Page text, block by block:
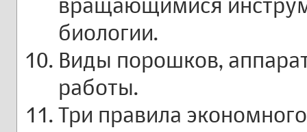
биологии.
Виды порошков,
работы.
Три правила